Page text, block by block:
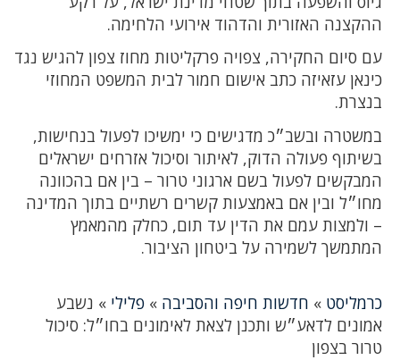
ההקצנה האזורית והדהוד אירועי הלחימה.
עם סיום החקירה, צפויה פרקליטות מחוז צפון להגיש נגד
כינאן עזאיזה כתב אישום חמור לבית המשפט המחוזי
בנצרת.
במשטרה ובשב״כ מדגישים כי ימשיכו לפעול בנחישות,
בשיתוף פעולה הדוק, לאיתור וסיכול אזרחים ישראלים
המבקשים לפעול בשם ארגוני טרור – בין אם בהכוונה
מחו״ל ובין אם באמצעות קשרים רשתיים בתוך המדינה
– ולמצות עמם את הדין עד תום, כחלק מהמאמץ
המתמשך לשמירה על ביטחון הציבור.
כרמליסט » חדשות חיפה והסביבה » פלילי » נשבע
אמונים לדאע״ש ותכנן לצאת לאימונים בחו״ל: סיכול
טרור בצפון